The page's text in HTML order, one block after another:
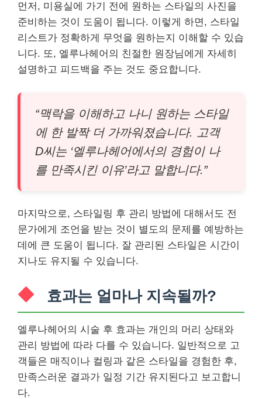
먼저, 미용실에 가기 전에 원하는 스타일의 사진을
준비하는 것이 도움이 됩니다. 이렇게 하면, 스타일
리스트가 정확하게 무엇을 원하는지 이해할 수 있습
니다. 또, 엘루나헤어의 친절한 원장님에게 자세히
설명하고 피드백을 주는 것도 중요합니다.
“맥락을 이해하고 나니 원하는 스타일
에 한 발짝 더 가까워졌습니다. 고객
D씨는 ‘엘루나헤어에서의 경험이 나
를 만족시킨 이유’라고 말합니다.”
마지막으로, 스타일링 후 관리 방법에 대해서도 전
문가에게 조언을 받는 것이 별도의 문제를 예방하는
데에 큰 도움이 됩니다. 잘 관리된 스타일은 시간이
지나도 유지될 수 있습니다.
효과는 얼마나 지속될까?
엘루나헤어의 시술 후 효과는 개인의 머리 상태와
관리 방법에 따라 다를 수 있습니다. 일반적으로 고
객들은 매직이나 컬링과 같은 스타일을 경험한 후,
만족스러운 결과가 일정 기간 유지된다고 보고합니
다.